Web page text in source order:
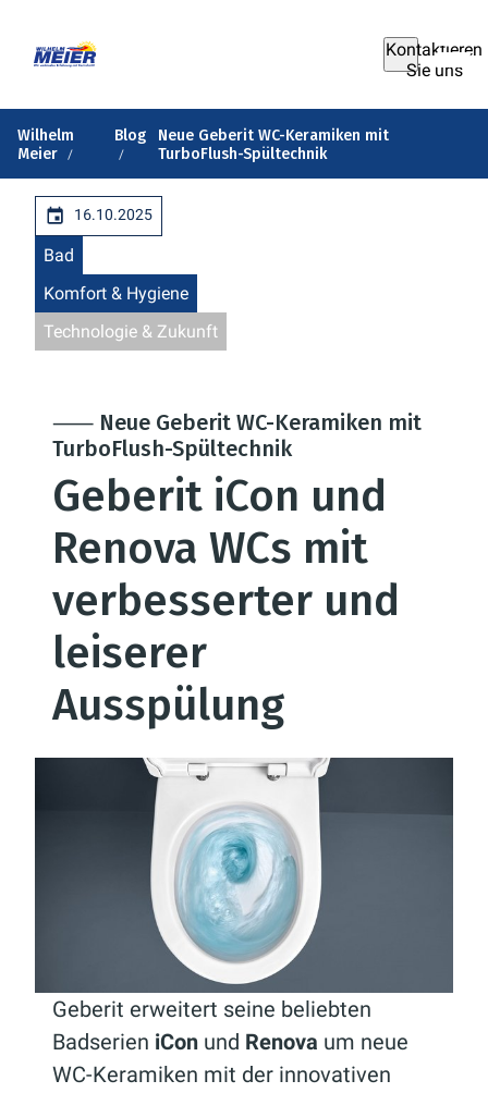
Kontaktieren
Sie uns
Wilhelm
Meier
Blog
Neue Geberit WC-Keramiken mit
TurboFlush-Spültechnik
16.10.2025
Bad
Komfort & Hygiene
Technologie & Zukunft
⸺ Neue Geberit WC-Keramiken mit
TurboFlush-Spültechnik
Geberit iCon und
Renova WCs mit
verbesserter und
leiserer
Ausspülung
Geberit erweitert seine beliebten
Badserien iCon und Renova um neue
WC-Keramiken mit der innovativen